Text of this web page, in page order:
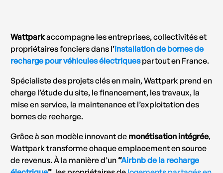
Wattparkaccompagne les entreprises, collectivités et
propriétaires fonciers dans l’installation de bornes de
recharge pour véhicules électriquespartout en France.
Spécialiste des projets clés en main, Wattpark prend en
charge l’étude du site, le financement, les travaux, la
mise en service, la maintenance et l’exploitation des
bornes de recharge.
Grâce à son modèle innovant de monétisation intégrée,
Wattpark transforme chaque emplacement en source
de revenus. À la manière d’un“Airbnb de la recharge